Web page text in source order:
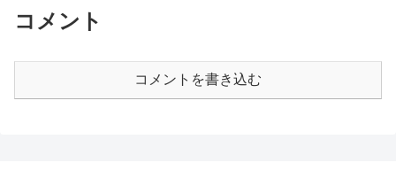
コメント
コメントを書き込む